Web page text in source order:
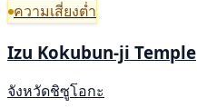
ความเสี่ยงต่ำ
Izu Kokubun-ji Temple
จังหวัดชิซูโอกะ